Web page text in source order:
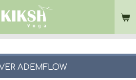
ADEMFLOW